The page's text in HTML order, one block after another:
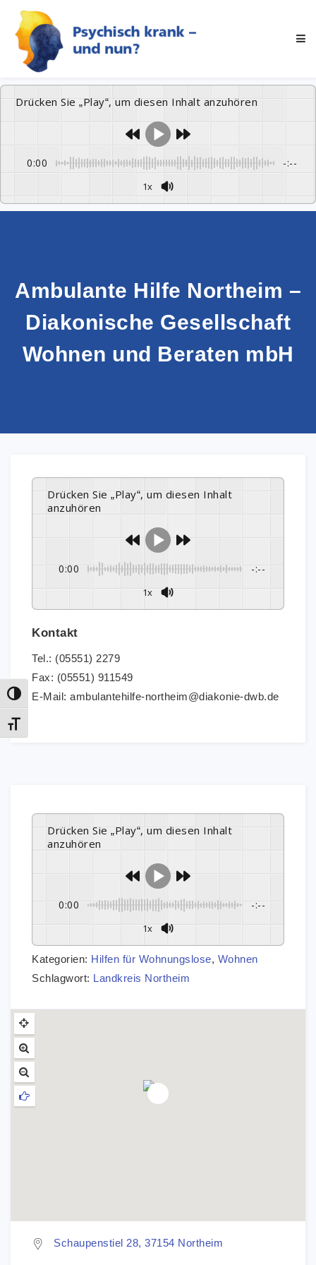
Umschalten auf hohe Kontraste
Schrift vergrößern
Drücken Sie „Play“, um diesen Inhalt anzuhören
0:00 -:--
1x
Ambulante Hilfe Northeim –
Diakonische Gesellschaft
Wohnen und Beraten mbH
Drücken Sie „Play“, um diesen Inhalt
anzuhören
0:00 -:--
1x
Kategorien: Hilfen für Wohnungslose, Wohnen
Schlagwort: Landkreis Northeim
Schaupenstiel 28, 37154 Northeim
Drücken Sie „Play“, um diesen Inhalt
anzuhören
0:00 -:--
1x
Kontakt
Tel.: (05551) 2279
Fax: (05551) 911549
E-Mail: ambulantehilfe-northeim@diakonie-dwb.de